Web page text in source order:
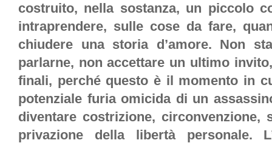
costruito, nella sostanza, un piccolo
intraprendere, sulle cose da fare,
chiudere una storia d’amore. Non
parlarne, non accettare un ultimo
finali, perché questo è il momento in
potenziale furia omicida di un
diventare costrizione, circonvenzione,
privazione della libertà personale.